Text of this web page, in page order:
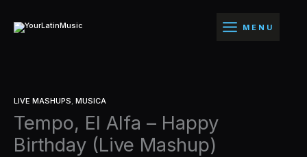
contenido
MENU
LIVE MASHUPS, MUSICA
Tempo, El Alfa – Happy
Birthday (Live Mashup)